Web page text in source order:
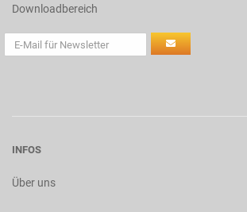
Downloadbereich
INFOS
Über uns